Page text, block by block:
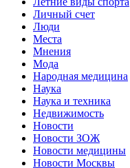
Личный счет
Люди
Места
Мнения
Мода
Народная медицина
Наука
Наука и техника
Недвижимость
Новости
Новости ЗОЖ
Новости медицины
Новости Москвы